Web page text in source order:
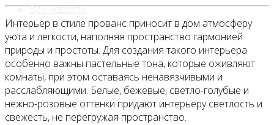
Все новости
Видео
Интерьер в стиле прованс приносит в дом атмосферу
уюта и легкости, наполняя пространство гармонией
природы и простоты. Для создания такого интерьера
особенно важны пастельные тона, которые оживляют
комнаты, при этом оставаясь ненавязчивыми и
расслабляющими. Белые, бежевые, светло-голубые и
нежно-розовые оттенки придают интерьеру светлость и
свежесть, не перегружая пространство.